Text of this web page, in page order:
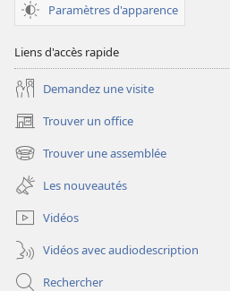
2009
Paramètres d'apparence
Liens d'accès rapide
Demandez une visite
Trouver un office
(ouvre
une
nouvelle
fenêtre)
Trouver une assemblée
(ouvre
une
nouvelle
fenêtre)
Les nouveautés
Vidéos
Vidéos avec audiodescription
Rechercher